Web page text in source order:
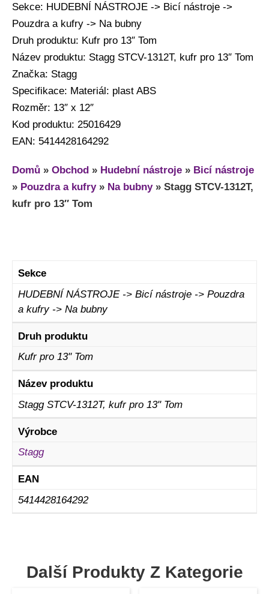
Sekce: HUDEBNÍ NÁSTROJE -> Bicí nástroje ->
Pouzdra a kufry -> Na bubny
Druh produktu: Kufr pro 13″ Tom
Název produktu: Stagg STCV-1312T, kufr pro 13″ Tom
Značka: Stagg
Specifikace: Materiál: plast ABS
Rozměr: 13″ x 12″
Kod produktu: 25016429
EAN: 5414428164292
Domů » Obchod » Hudební nástroje » Bicí nástroje
» Pouzdra a kufry» Na bubny» Stagg STCV-1312T,
kufr pro 13″ Tom
Sekce
HUDEBNÍ NÁSTROJE -> Bicí nástroje -> Pouzdra
a kufry -> Na bubny
Druh produktu
Kufr pro 13" Tom
Název produktu
Stagg STCV-1312T, kufr pro 13" Tom
Výrobce
Stagg
EAN
5414428164292
Další Produkty Z Kategorie